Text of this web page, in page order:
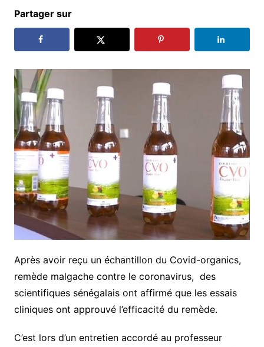
Partager sur
Après avoir reçu un échantillon du Covid-organics,
remède malgache contre le coronavirus, des
scientifiques sénégalais ont affirmé que les essais
cliniques ont approuvé l’efficacité du remède.
C’est lors d’un entretien accordé au professeur